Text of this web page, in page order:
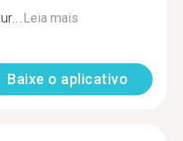
Leia mais
Baixe o aplicativo